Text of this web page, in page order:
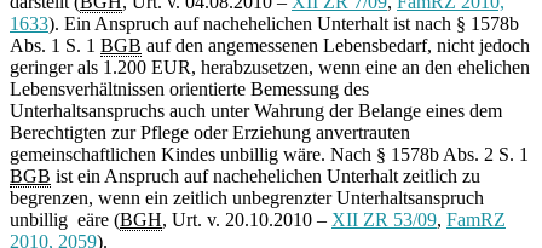
1633). Ein Anspruch auf nachehelichen Unterhalt ist nach § 1578b
Abs. 1 S. 1 BGB auf den angemessenen Lebensbedarf, nicht jedoch
geringer als 1.200 EUR, herabzusetzen, wenn eine an den ehelichen
Lebensverhältnissen orientierte Bemessung des
Unterhaltsanspruchs auch unter Wahrung der Belange eines dem
Berechtigten zur Pflege oder Erziehung anvertrauten
gemeinschaftlichen Kindes unbillig wäre. Nach § 1578b Abs. 2 S. 1
BGB ist ein Anspruch auf nachehelichen Unterhalt zeitlich zu
begrenzen, wenn ein zeitlich unbegrenzter Unterhaltsanspruch
unbillig eäre (BGH, Urt. v. 20.10.2010 – XII ZR 53/09, FamRZ
2010, 2059).